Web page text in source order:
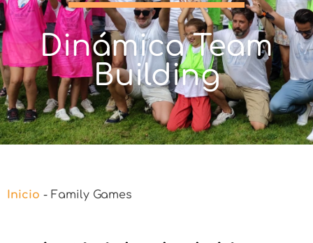
Dinámica Team
Building
Inicio - Family Games